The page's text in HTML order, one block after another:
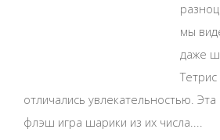
мы
даже
отличались увлекательностью.
флэш игра шарики из их числа....